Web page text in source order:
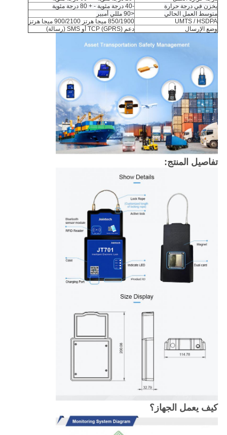
يخزن في درجة حرارة
-40 درجة مئوية - + 80 درجة مئوية
متوسط ​​العمل الحالي
<90 مللي أمبير
UMTS / HSDPA
850/1900 ميجا هرتز 900/2100 ميجا هرتز
وضع الإرسال
دعم TCP (GPRS) أو SMS (رسالة)
تفاصيل المنتج:
كيف يعمل الجهاز؟